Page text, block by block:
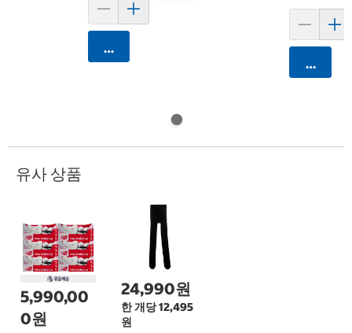
카트에 담기
카트에
유사 상품
5,990,00
0원
24,990원
한 개당 12,495
원